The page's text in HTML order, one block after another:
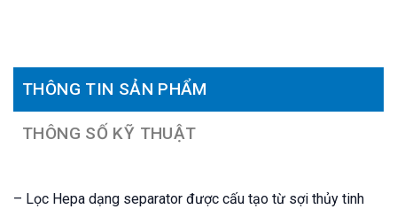
THÔNG TIN SẢN PHẨM
THÔNG SỐ KỸ THUẬT
– Lọc Hepa dạng separator được cấu tạo từ sợi thủy tinh